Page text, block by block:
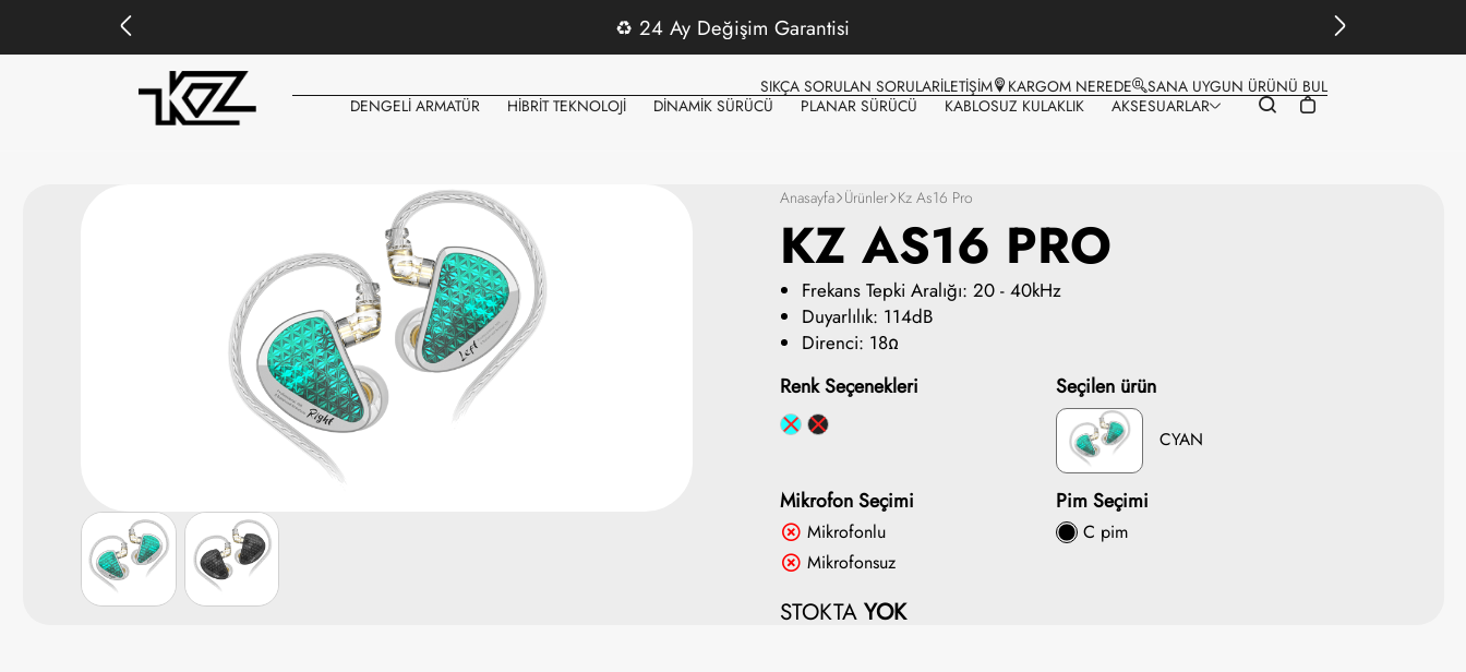
♻️24 Ay Değişim Garantisi
SIKÇA SORULAN SORULARİLETİŞİM KARGOM NEREDE
SANA UYGUN ÜRÜNÜ BUL
DENGELİ ARMATÜR
HİBRİT TEKNOLOJİ DİNAMİK SÜRÜCÜ PLANAR SÜRÜCÜ KABLOSUZ KULAKLIK AKSESUARLAR
Anasayfa Ürünler Kz As16 Pro
KZ AS16 PRO
Frekans Tepki Aralığı: 20 - 40kHz
Duyarlılık: 114dB
Direnci: 18Ω
Renk Seçenekleri Seçilen ürün
CYAN
Mikrofon Seçimi
Mikrofonlu
Mikrofonsuz
Pim Seçimi
C pim
STOKTAYOK